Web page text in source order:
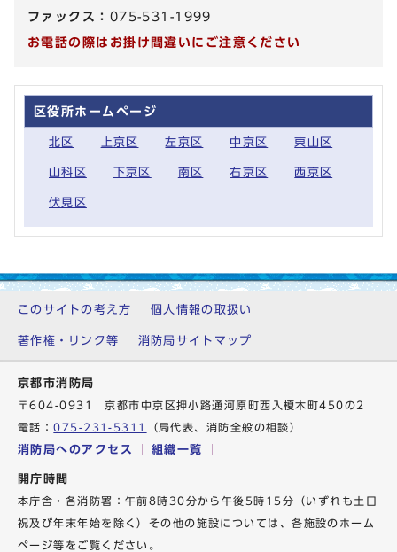
ファックス： 075-531-1999
お電話の際はお掛け間違いにご注意ください
区役所ホームページ
北区 上京区 左京区 中京区 東山区
山科区 下京区 南区 右京区 西京区
伏見区
このサイトの考え方 個人情報の取扱い
著作権・リンク等 消防局サイトマップ
京都市消防局
〒604-0931 京都市中京区押小路通河原町西入榎木町450の2
電話：075-231-5311 （局代表、消防全般の相談）
消防局へのアクセス 組織一覧
開庁時間
本庁舎・各消防署：午前8時30分から午後5時15分（いずれも土日
祝及び年末年始を除く）その他の施設については、各施設のホーム
ページ等をご覧ください。